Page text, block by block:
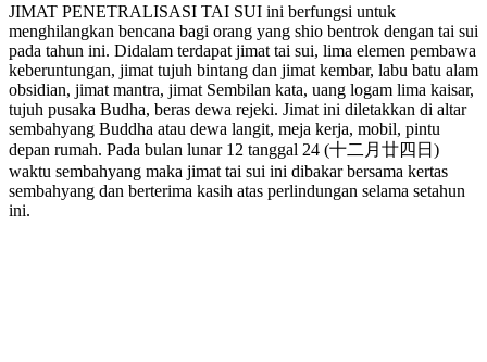
JIMAT PENETRALISASI TAI SUI ini berfungsi untuk
menghilangkan bencana bagi orang yang shio bentrok dengan tai sui
pada tahun ini. Didalam terdapat jimat tai sui, lima elemen pembawa
keberuntungan, jimat tujuh bintang dan jimat kembar, labu batu alam
obsidian, jimat mantra, jimat Sembilan kata, uang logam lima kaisar,
tujuh pusaka Budha, beras dewa rejeki. Jimat ini diletakkan di altar
sembahyang Buddha atau dewa langit, meja kerja, mobil, pintu
depan rumah. Pada bulan lunar 12 tanggal 24 (十二月廿四日)
waktu sembahyang maka jimat tai sui ini dibakar bersama kertas
sembahyang dan berterima kasih atas perlindungan selama setahun
ini.